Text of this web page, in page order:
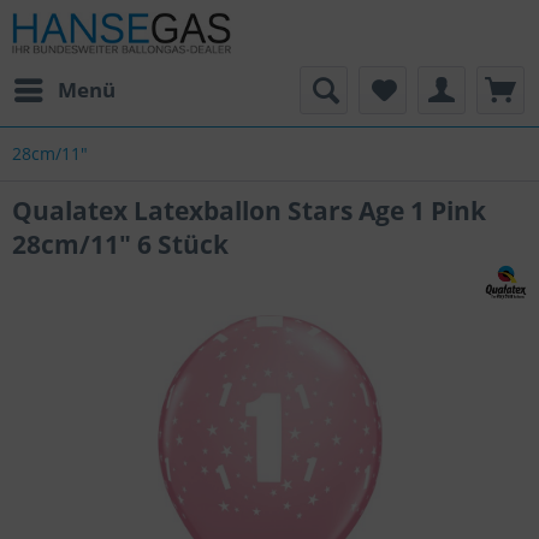
Menü
28cm/11"
Qualatex Latexballon Stars Age 1 Pink
28cm/11" 6 Stück